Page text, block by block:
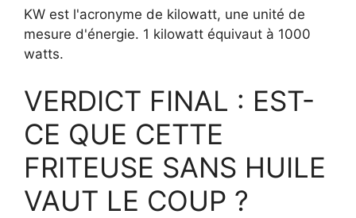
KW est l'acronyme de kilowatt, une unité de
mesure d'énergie. 1 kilowatt équivaut à 1000
watts.
VERDICT FINAL : EST-
CE QUE CETTE
FRITEUSE SANS HUILE
VAUT LE COUP ?